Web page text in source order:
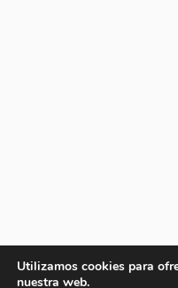
Utilizamos cookies para
nuestra web.